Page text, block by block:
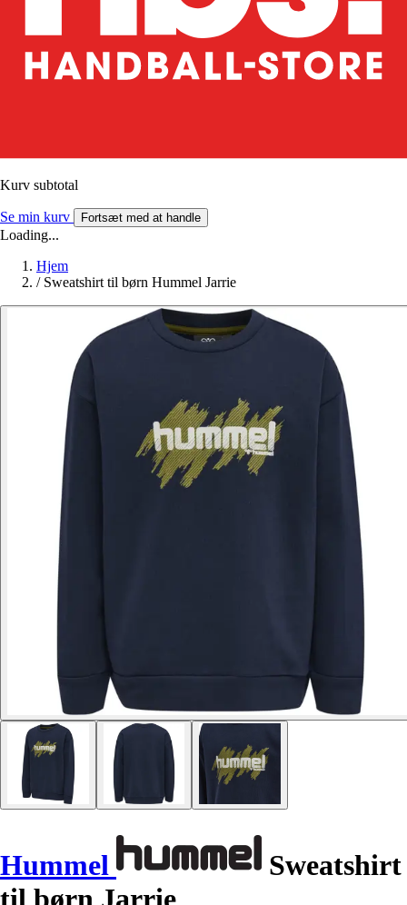
Kurv subtotal
Se min kurv Fortsæt med at handle
Loading...
Hjem
/ Sweatshirt til børn Hummel Jarrie
Hummel
Sweatshirt